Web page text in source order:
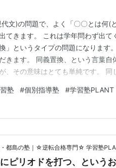
代文)の問題で、よく「〇〇とは何(
てきます。 これは学年問わず出
」というタイプの問題になります
きます。 同義置換、という言葉
、その意味はとても単純です。 同
るという学校側の自信がある以上、
いえます。 その攻略法は、単純で
塾 #個別指導塾 #学習塾PLANT
都島の塾｜☆逆転合格専門☆ 学習塾
ピリオドを打つ、という